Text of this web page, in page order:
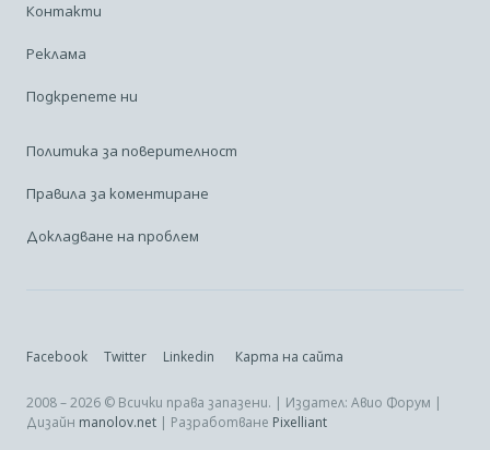
Контакти
Реклама
Подкрепете ни
Политика за поверителност
Правила за коментиране
Докладване на проблем
Facebook Twitter Linkedin Карта на сайта
2008 – 2026 © Всички права запазени. | Издател: Авио Форум |
Дизайн manolov.net | Разработване Pixelliant